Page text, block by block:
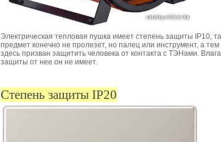
Электрическая тепловая пушка имеет степень защиты IP10,
предмет конечно не пролезет, но палец или инструмент, а
здесь призван защитить человека от контакта с ТЭНами.
защиты от нее он не имеет.
Степень защиты IP20